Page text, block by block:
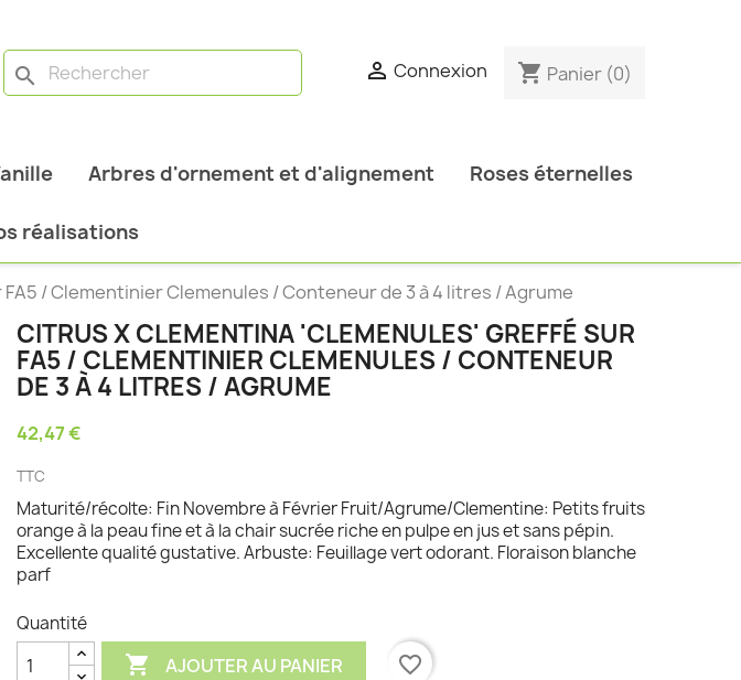
search  Connexion shopping_cart Panier (0)
fruitiers
Arbres d'ornement et d'alignement Roses éternelles
réalisations
/ Clementinier Clemenules / Conteneur de 3 à 4 litres / Agrume
CITRUS X CLEMENTINA 'CLEMENULES' GREFFÉ SUR
FA5 / CLEMENTINIER CLEMENULES / CONTENEUR
DE 3 À 4 LITRES / AGRUME
42,47 €
TTC
Maturité/récolte: Fin Novembre à Février Fruit/Agrume/Clementine: Petits fruits
orange à la peau fine et à la chair sucrée riche en pulpe en jus et sans pépin.
Excellente qualité gustative. Arbuste: Feuillage vert odorant. Floraison blanche
parf
Quantité
 AJOUTER AU PANIER
favorite_border